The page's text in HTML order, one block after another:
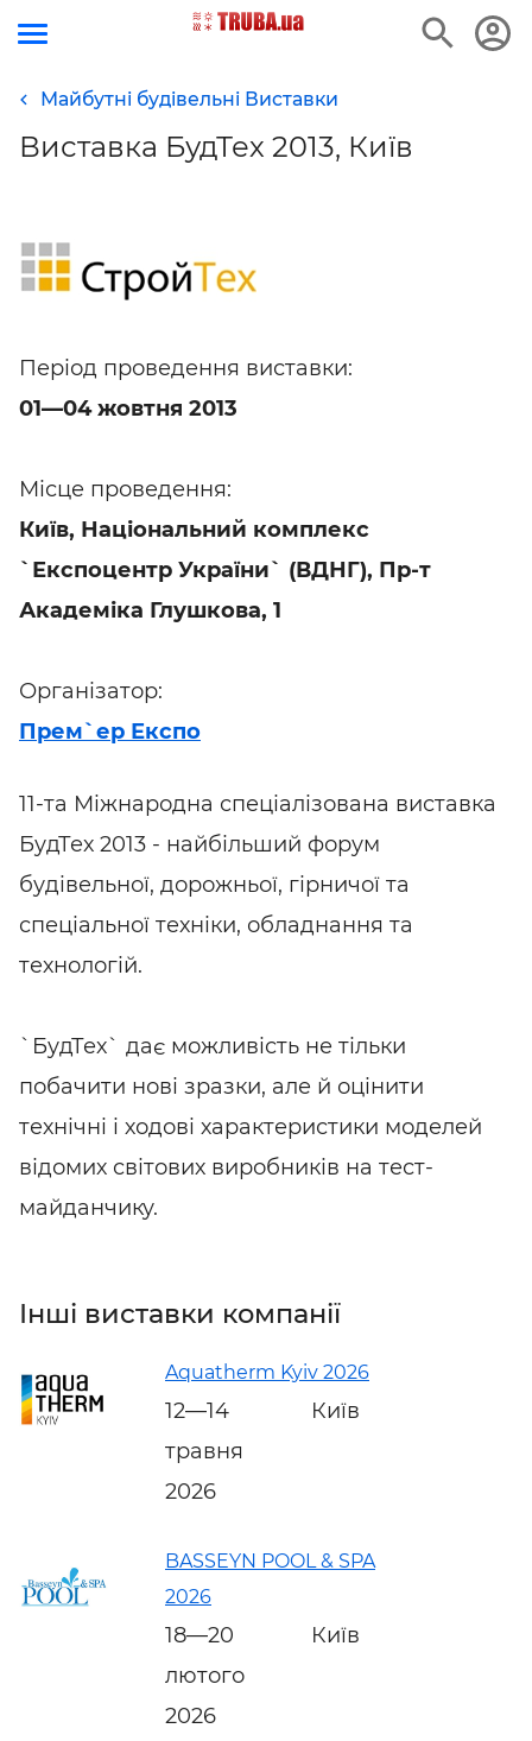
Майбутні будівельні Виставки
Виставка БудТех 2013, Київ
Період проведення виставки:
01—04 жовтня 2013
Місце проведення:
Київ, Національний комплекс
`Експоцентр України` (ВДНГ), Пр-т
Академіка Глушкова, 1
Організатор:
Прем`ер Експо
11-та Міжнародна спеціалізована виставка
БудТех 2013 - найбільший форум
будівельної, дорожньої, гірничої та
спеціальної техніки, обладнання та
технологій.
`БудТех` дає можливість не тільки
побачити нові зразки, але й оцінити
технічні і ходові характеристики моделей
відомих світових виробників на тест-
майданчику.
Інші виставки компанії
Aquatherm Kyiv 2026
12—14
травня
2026
Київ
BASSEYN POOL & SPA
2026
18—20
лютого
2026
Київ